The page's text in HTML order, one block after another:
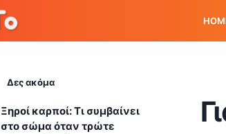
Δες ακόμα
Ξηροί καρποί: Τι συμβαίνει
στο σώμα όταν τρώτε